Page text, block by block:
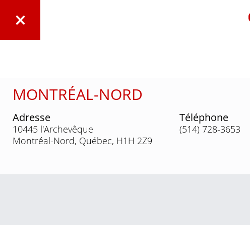
MONTRÉAL-NORD
Adresse
10445 l'Archevêque
Montréal-Nord, Québec, H1H 2Z9
Téléphone
(514) 728-3653